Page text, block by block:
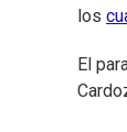
los
El